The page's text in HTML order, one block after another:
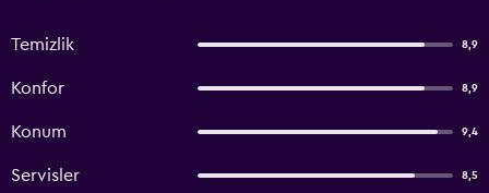
Temizlik 8,9
Konfor 8,9
Konum 9,4
Servisler 8,5